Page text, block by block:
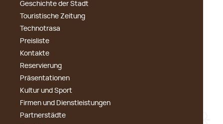
Geschichte der Stadt
Touristische Zeitung
Technotrasa
Preisliste
Kontakte
Reservierung
Präsentationen
Kultur und Sport
Firmen und Dienstleistungen
Partnerstädte